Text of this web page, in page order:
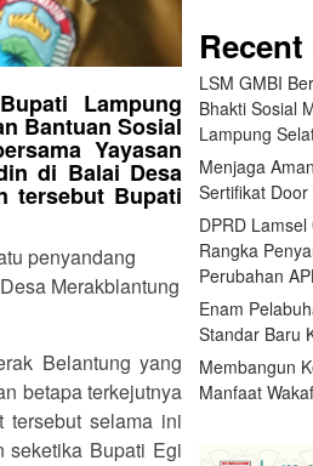
Lampung
Bantuan Sosial
Yayasan
di Balai Desa
tersebut Bupati
penyandang
Merakblantung
Belantung yang
betapa terkejutnya
tersebut selama ini
seketika Bupati Egi
LSM GMBI
Bhakti Sosial
Lampung
Menjaga
Sertifikat
DPRD
Rangka
Perubahan
Enam
Standar Baru
Membangun
Manfaat